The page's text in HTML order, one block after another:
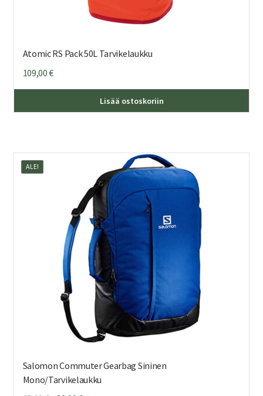
Atomic RS Pack 50L Tarvikelaukku
109,00€
Lisää ostoskoriin
Salomon Commuter Gearbag Sininen
Mono/Tarvikelaukku
ALE!